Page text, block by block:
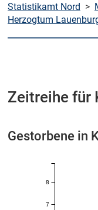
Karten
Statistikamt Nord >
Herzogtum
Zeitreihe für
Gestorbene in
7
8